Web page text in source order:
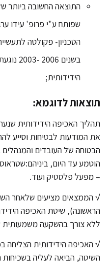
התוצאה החשובה ביותר
שפותח ע"י פרופ' עידו
הטכניון- פקולטה
בשנים
הידידותית;
תוצאות לדוגמא:
את המודעות לבטיחות וסייע
הוטמע עד היום,
– מפעל פלסטיק ועוד.
√ הממצאים מציעים שלאחר
הראשונה), שיטת האכיפה
ללא צורך בהשקעה
√ האכיפה הידידותית הצליחה
השיטה, הביאה לעליה בשכיחות